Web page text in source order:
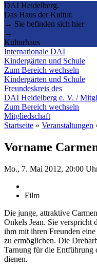
DAI Heidelberg.
Das Haus der Kultur.
→ Sie befinden sich hier
→
Kulturhaus
Internationale DAI
Kindergärten und Schule
Zum Bereich wechseln
Kindergärten und Schule
Freundeskreis des
DAI Heidelberg e. V. /
Zum Bereich wechseln
Mitgliedschaft
Startseite » Veranstaltungen
Vorname
Mo., 7. Mai 2012, 20:00
Film
Die junge, attraktive
Onkels Jean. Sie verspricht
ihm mit ihren Freunden
zu ermöglichen. Die
Tarnung für die Entführung
dienen.